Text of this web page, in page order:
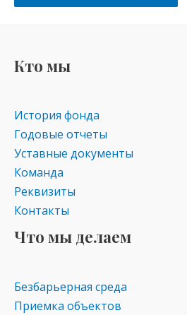
Кто мы
История фонда
Годовые отчеты
Уставные документы
Команда
Реквизиты
Контакты
Что мы делаем
Безбарьерная среда
Приемка объектов